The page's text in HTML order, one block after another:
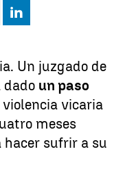
Linkedin
Un juzgado de
dado un paso
vicaria
meses
hacer sufrir a su